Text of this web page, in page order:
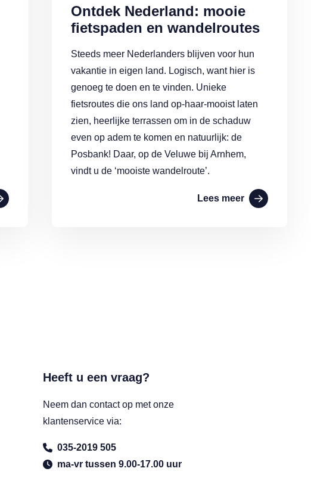
Ontdek Nederland: mooie
fietspaden en wandelroutes
Steeds meer Nederlanders blijven voor hun
vakantie in eigen land. Logisch, want hier is
genoeg te doen en te vinden. Unieke
fietsroutes die ons land op-haar-mooist laten
zien, heerlijke terrassen om in de schaduw
even op adem te komen en natuurlijk: de
Posbank! Daar, op de Veluwe bij Arnhem,
vindt u de ‘mooiste wandelroute’.
Lees meer
Heeft u een vraag?
Neem dan contact op met onze
klantenservice via:
035-2019 505
ma-vr tussen 9.00-17.00 uur